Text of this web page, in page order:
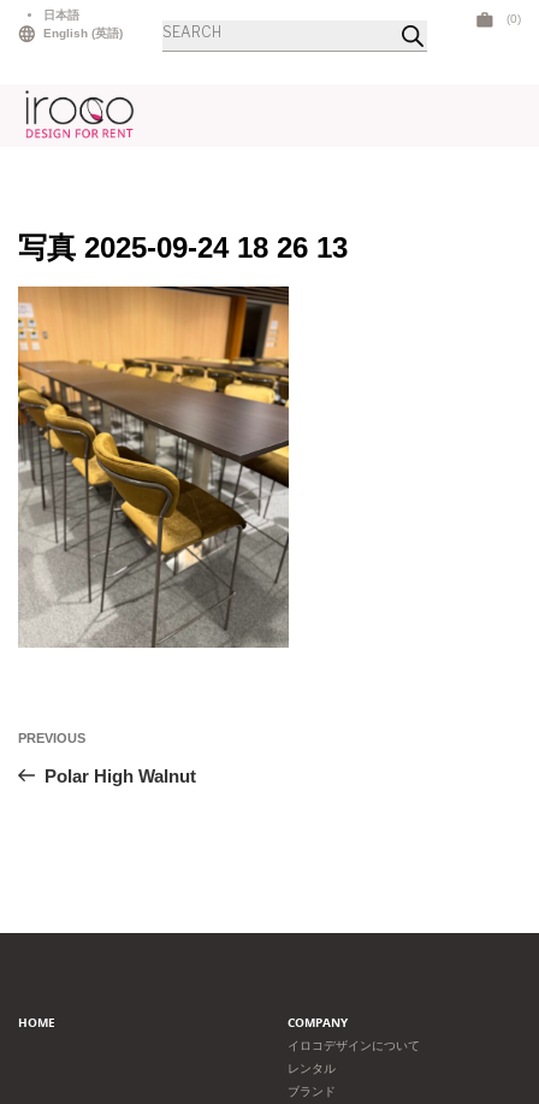
日本語
English (英語)
商
品
(0)
写真 2025-09-24 18 26 13
投
稿
ゲ
シ
Previous
PREVIOUS
Polar High Walnut
HOME
COMPANY
イロコデザインについて
レンタル
ブランド